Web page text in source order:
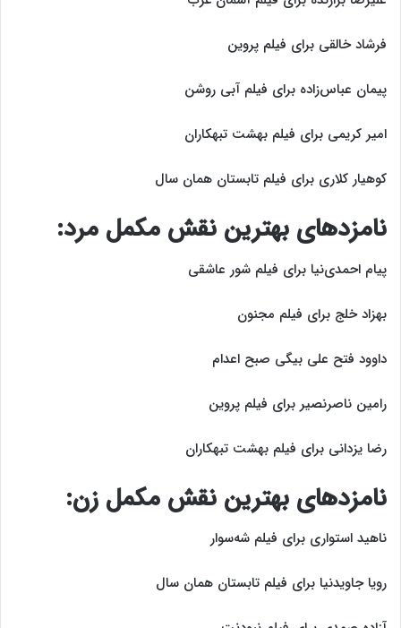
فرشاد خالقی برای فیلم پروین
پیمان عباس‌زاده برای فیلم آبی روشن
امیر کریمی برای فیلم بهشت تبهکاران
کوهیار کلاری برای فیلم تابستان همان سال
نامزد‌های بهترین نقش مکمل مرد:
پیام احمدی‌نیا برای فیلم شور عاشقی
بهزاد خلج برای فیلم مجنون
داوود فتح علی بیگی صبح اعدام
رامین ناصرنصیر برای فیلم پروین
رضا یزدانی برای فیلم بهشت تبهکاران
نامزد‌های بهترین نقش مکمل زن:
ناهید استواری برای فیلم شه‌سوار
رویا جاویدنیا برای فیلم تابستان همان سال